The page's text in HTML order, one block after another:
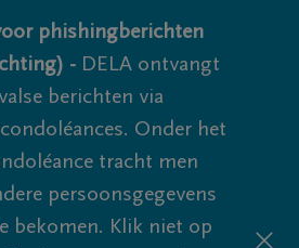
phishingberichten
- DELA ontvangt
berichten via
Onder het
tracht men
persoonsgegevens
bekomen. Klik niet op